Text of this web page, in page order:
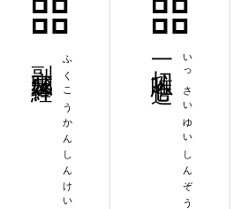
ふくこうかんしんけい いっさいゆいしんぞう
一切唯心造